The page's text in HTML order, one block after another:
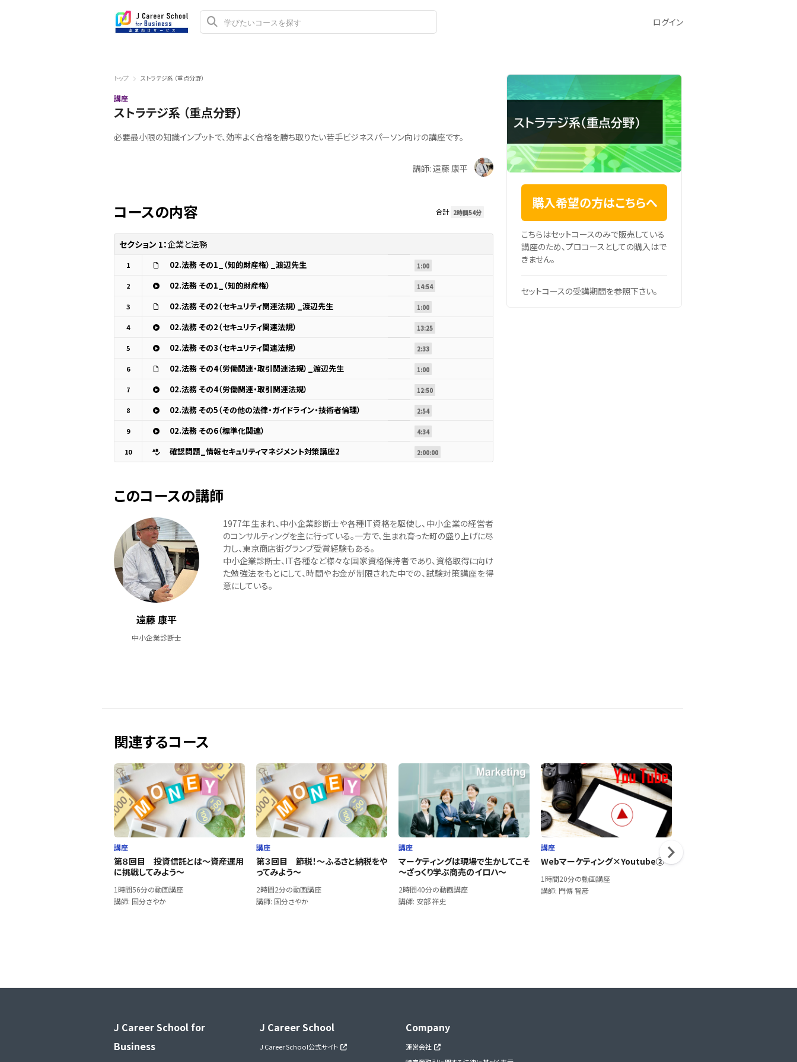
ログイン
トップ ストラテジ系 （重点分野）
講座
ストラテジ系 （重点分野）
必要最小限の知識インプットで、効率よく合格を勝ち取りたい若手ビジネスパーソン向けの講座です。
講師: 遠藤 康平
コースの内容 合計 2時間54分
セクション 1：企業と法務
1 02.法務 その1_（知的財産権）_渡辺先生 1:00
2 02.法務 その1_（知的財産権） 14:54
3 02.法務 その2（セキュリティ関連法規）_渡辺先生 1:00
4 02.法務 その2（セキュリティ関連法規） 13:25
5 02.法務 その3（セキュリティ関連法規） 2:33
6 02.法務 その4（労働関連・取引関連法規）_渡辺先生 1:00
7 02.法務 その4（労働関連・取引関連法規） 12:50
8 02.法務 その5（その他の法律・ガイドライン・技術者倫理） 2:54
9 02.法務 その6（標準化関連） 4:34
10 確認問題_情報セキュリティマネジメント対策講座2 2:00:00
このコースの講師
遠藤 康平
中小企業診断士
1977年生まれ、中小企業診断士や各種IT資格を駆使し、中小企業の経営者
のコンサルティングを主に行っている。一方で、生まれ育った町の盛り上げに尽
力し、東京商店街グランプ受賞経験もある。
中小企業診断士、IT各種など様々な国家資格保持者であり、資格取得に向け
た勉強法をもとにして、時間やお金が制限された中での、試験対策講座を得
意にしている。
購入希望の方はこちらへ
こちらはセットコースのみで販売している
講座のため、プロコースとしての購入はで
きません。
セットコースの受講期間を参照下さい。
関連するコース
講座
第８回目 投資信託とは～資産運用
に挑戦してみよう～
1時間56分の動画講座
講師: 国分さやか
講座
第３回目 節税！～ふるさと納税をや
ってみよう～
2時間2分の動画講座
講師: 国分さやか
講座
マーケティングは現場で生かしてこそ
～ざっくり学ぶ商売のイロハ～
2時間40分の動画講座
講師: 安部 祥史
講座
Webマーケティング×Youtube②
1時間20分の動画講座
講師: 門傳 智彦
J Career School for
Business
J Career School
J Career School公式サイト
Company
運営会社